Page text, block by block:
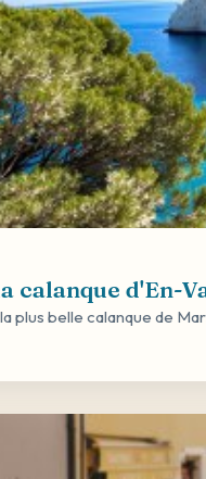
calanque d'En-
plus belle calanque de